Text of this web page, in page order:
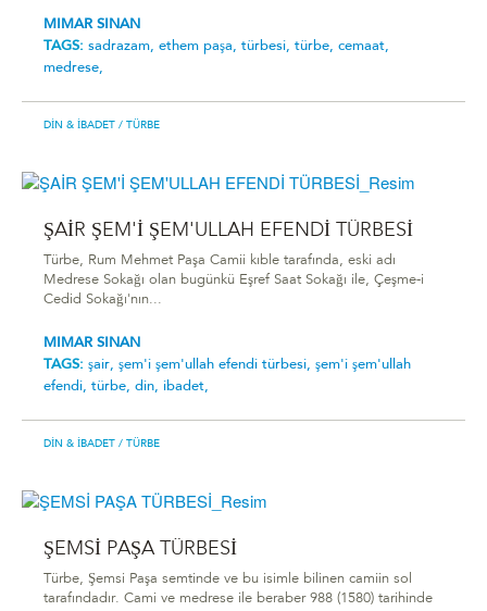
MIMAR SINAN
TAGS: sadrazam, ethem paşa, türbesi̇, türbe, cemaat,
medrese,
DIN & İBADET / TÜRBE
ŞAİR ŞEM'İ ŞEM'ULLAH EFENDİ TÜRBESİ
Türbe, Rum Mehmet Paşa Camii kıble tarafında, eski adı
Medrese Sokağı olan bugünkü Eşref Saat Sokağı ile, Çeşme-i
Cedid Sokağı'nın...
MIMAR SINAN
TAGS: şai̇r, şem'i̇ şem'ullah efendi̇ türbesi̇, şem'i̇ şem'ullah
efendi̇, türbe, din, ibadet,
DIN & İBADET / TÜRBE
ŞEMSİ PAŞA TÜRBESİ
Türbe, Şemsi Paşa semtinde ve bu isimle bilinen camiin sol
tarafındadır. Cami ve medrese ile beraber 988 (1580) tarihinde